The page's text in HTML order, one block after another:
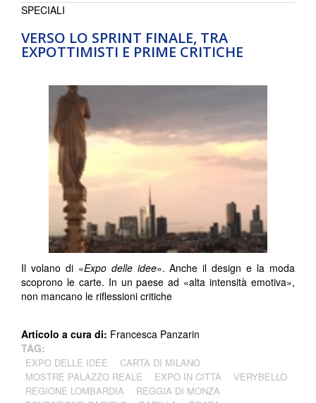
VERSO LO SPRINT FINALE, TRA
EXPOTTIMISTI E PRIME CRITICHE
SPECIALI
Il volano di «Expo delle idee». Anche il design e la moda
scoprono le carte. In un paese ad «alta intensità emotiva»,
non mancano le riflessioni critiche
Articolo a cura di: Francesca Panzarin
TAG:
EXPO DELLE IDEE
CARTA DI MILANO
MOSTRE PALAZZO REALE
EXPO IN CITTÀ
VERYBELLO
REGIONE LOMBARDIA
REGGIA DI MONZA